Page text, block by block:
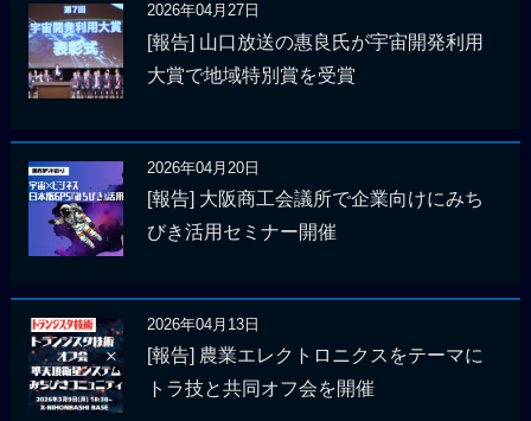
2026年04月27日
[報告] 山口放送の惠良氏が宇宙開発利用
大賞で地域特別賞を受賞
2026年04月20日
[報告] 大阪商工会議所で企業向けにみち
びき活用セミナー開催
2026年04月13日
[報告] 農業エレクトロニクスをテーマに
トラ技と共同オフ会を開催